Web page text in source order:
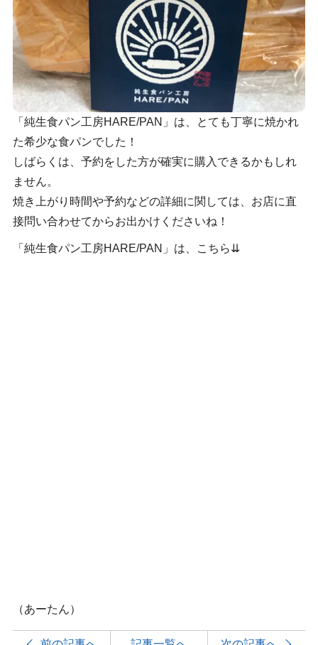
「純生食パン工房HARE/PAN」は、とても丁寧に焼かれ
た希少な食パンでした！
しばらくは、予約をした方が確実に購入できるかもしれ
ません。
焼き上がり時間や予約などの詳細に関しては、お店に直
接問い合わせてからお出かけくださいね！
「純生食パン工房HARE/PAN」は、こちら⇊
（あーたん）